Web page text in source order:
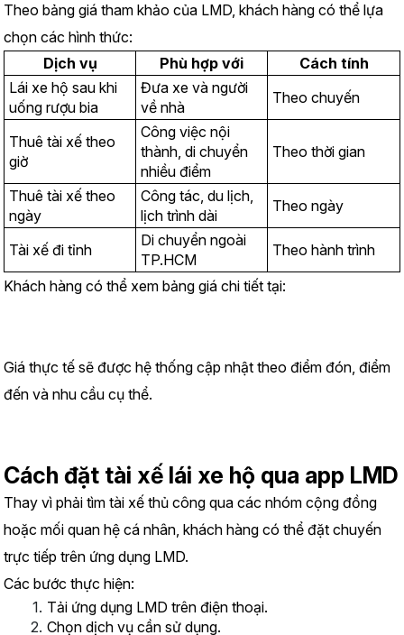
Theo bảng giá tham khảo của LMD, khách hàng có thể lựa
chọn các hình thức:
Dịch vụ
Phù hợp với
Cách tính
Lái xe hộ sau khi
uống rượu bia
Đưa xe và người
về nhà
Theo chuyến
Thuê tài xế theo
giờ
Công việc nội
thành, di chuyển
nhiều điểm
Theo thời gian
Thuê tài xế theo
ngày
Công tác, du lịch,
lịch trình dài
Theo ngày
Tài xế đi tỉnh
Di chuyển ngoài
TP.HCM
Theo hành trình
Khách hàng có thể xem bảng giá chi tiết tại:
Giá thực tế sẽ được hệ thống cập nhật theo điểm đón, điểm
đến và nhu cầu cụ thể.
Cách đặt tài xế lái xe hộ qua app LMD
Thay vì phải tìm tài xế thủ công qua các nhóm cộng đồng
hoặc mối quan hệ cá nhân, khách hàng có thể đặt chuyến
trực tiếp trên ứng dụng LMD.
Các bước thực hiện:
Tải ứng dụng LMD trên điện thoại.
Chọn dịch vụ cần sử dụng.